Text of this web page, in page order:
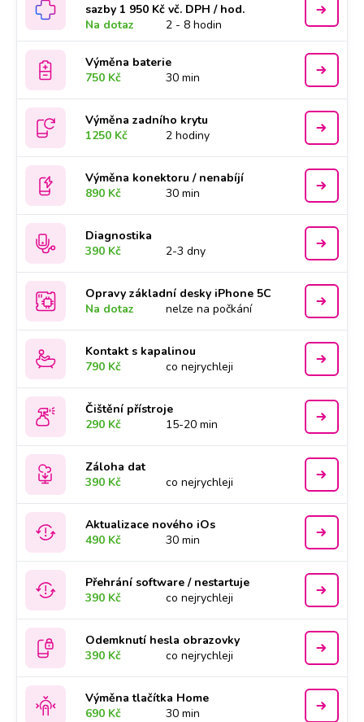
sazby 1 950 Kč vč. DPH / hod.
Na dotaz
2 - 8 hodin
Výměna baterie
750 Kč
30 min
Výměna zadního krytu
1250 Kč
2 hodiny
Výměna konektoru / nenabíjí
890 Kč
30 min
Diagnostika
390 Kč
2-3 dny
Opravy základní desky iPhone 5C
Na dotaz
nelze na počkání
Kontakt s kapalinou
790 Kč
co nejrychleji
Čištění přístroje
290 Kč
15-20 min
Záloha dat
390 Kč
co nejrychleji
Aktualizace nového iOs
490 Kč
30 min
Přehrání software / nestartuje
390 Kč
co nejrychleji
Odemknutí hesla obrazovky
390 Kč
co nejrychleji
Výměna tlačítka Home
690 Kč
30 min